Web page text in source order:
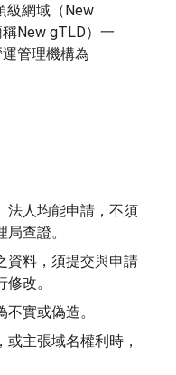
級網域（New
New gTLD）一
管理機構為
法人均能申請，不須
查證。
資料，須提交與申請
改。
實或偽造。
主張域名權利時，